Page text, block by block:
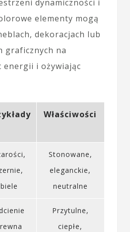
dynamiczności i
elementy mogą
dekoracjach lub
graficznych na
energii i ożywiając
Właściwości
biele
Stonowane,
eleganckie,
neutralne
Przytulne,
ciepłe,